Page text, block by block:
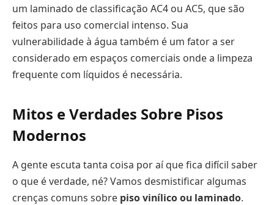
um laminado de classificação AC4 ou AC5, que são
feitos para uso comercial intenso. Sua
vulnerabilidade à água também é um fator a ser
considerado em espaços comerciais onde a limpeza
frequente com líquidos é necessária.
Mitos e Verdades Sobre Pisos
Modernos
A gente escuta tanta coisa por aí que fica difícil saber
o que é verdade, né? Vamos desmistificar algumas
crenças comuns sobre piso vinílico ou laminado.